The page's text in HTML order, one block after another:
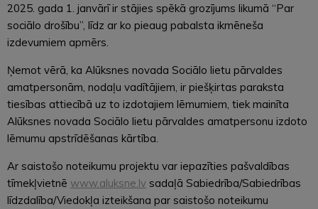
2025. gada 1. janvārī ir stājies spēkā grozījums likumā “Par
sociālo drošību”, līdz ar ko pieaug pabalsta ikmēneša
izdevumiem apmērs.
Ņemot vērā, ka Alūksnes novada Sociālo lietu pārvaldes
amatpersonām, nodaļu vadītājiem, ir piešķirtas paraksta
tiesības attiecībā uz to izdotajiem lēmumiem, tiek mainīta
Alūksnes novada Sociālo lietu pārvaldes amatpersonu izdoto
lēmumu apstrīdēšanas kārtība.
Ar saistošo noteikumu projektu var iepazīties pašvaldības
tīmekļvietnē www.aluksne.lv sadaļā Sabiedrība/Sabiedrības
līdzdalība/Viedokļa izteikšana par saistošo noteikumu